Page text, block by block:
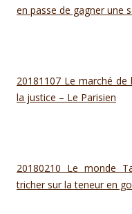
en passe de gagner une
20181107 Le marché de
la justice – Le Parisien
20180210 Le monde
tricher sur la teneur en